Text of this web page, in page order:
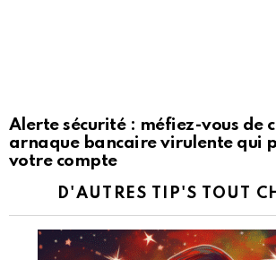
Alerte sécurité : méfiez-vous de
arnaque bancaire virulente qui
votre compte
D'AUTRES TIP'S TOUT